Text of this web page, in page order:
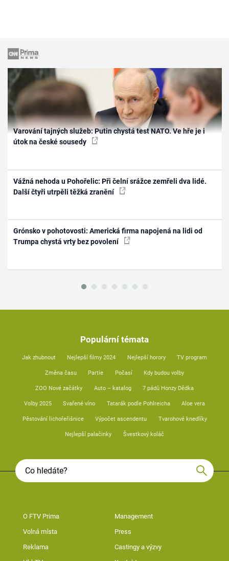
Varování tajných služeb: Putin chystá test NATO. Ve hře je i
útok na české sousedy
Vážná nehoda u Pohořelic: Při čelní srážce zemřeli dva lidé.
Další čtyři utrpěli těžká zranění
Grónsko v pohotovosti: Americká firma napojená na lidi od
Trumpa chystá vrty bez povolení
Populární témata
Jak zhubnout Nejlepší filmy 2024 Nejlepší horory TV program
Změna času Partie Počasí Kdy budou volby
ZOO Nové začátky Auto – katalog 7 pádů Honzy Dědka
Volby 2025 Svařené víno Tatarák podle Pohlreicha Aloe vera
Pěstování lichořeřišnice Výpočet ascendentu Tvarohové knedlíky
Nejlepší palačinky Švestkový koláč
O FTV Prima Management
Volná místa Press
Reklama Castingy a výzvy